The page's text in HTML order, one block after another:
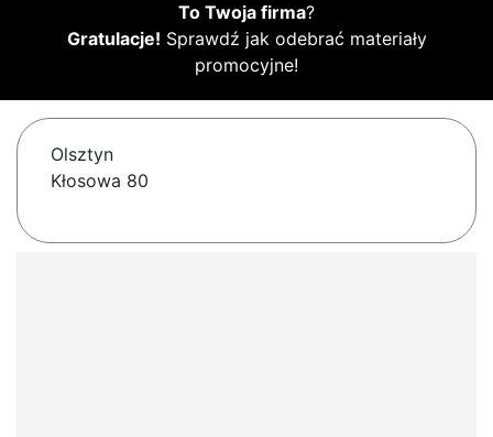
To Twoja firma?
Gratulacje! Sprawdź jak odebrać materiały
promocyjne!
Olsztyn
Kłosowa 80